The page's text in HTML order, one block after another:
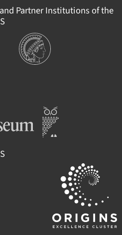
Partner Institutions of the
Institutions